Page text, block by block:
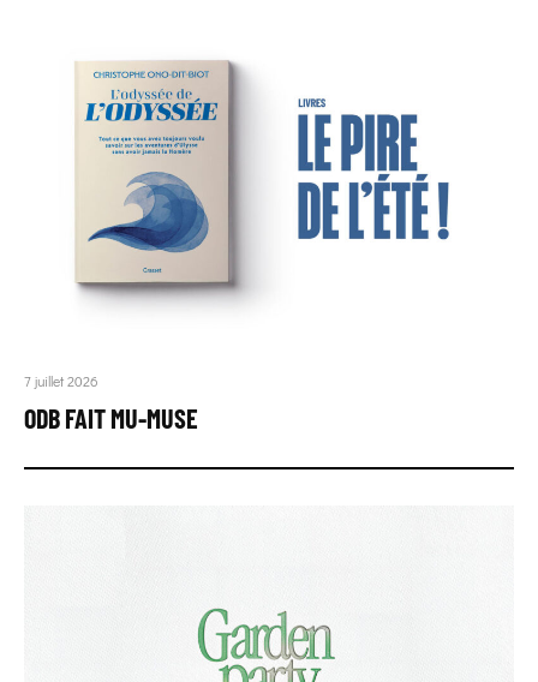
7 juillet 2026
ODB FAIT MU-MUSE